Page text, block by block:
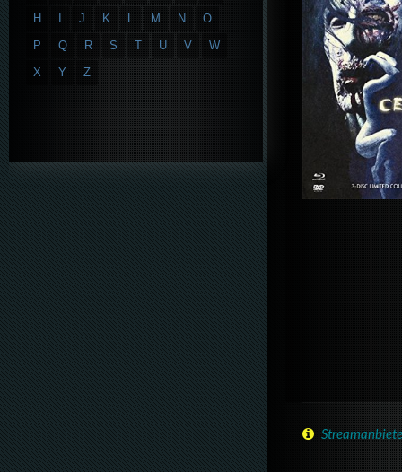
H
J K L M N
O
P
Q R S T U V
W
X
Y Z